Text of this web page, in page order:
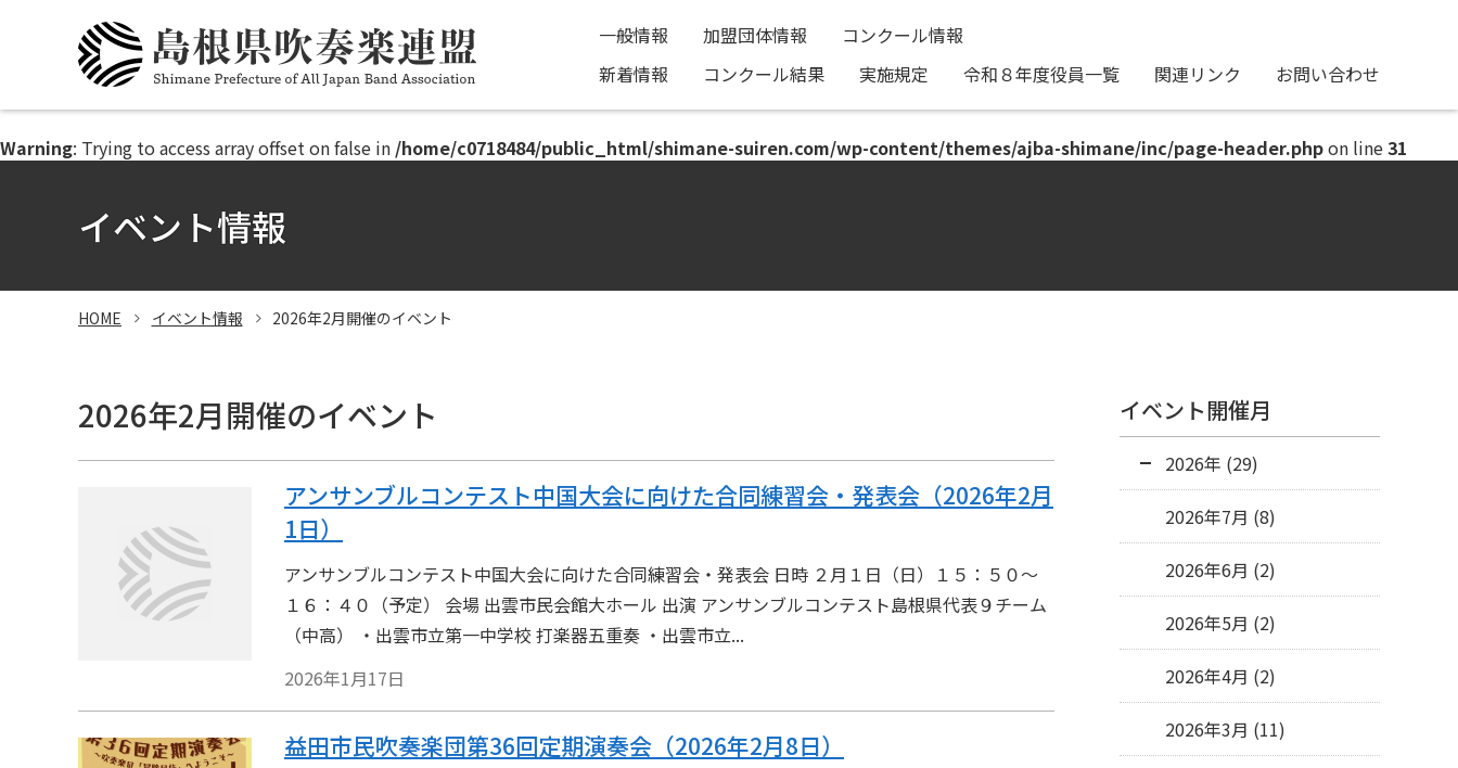
このページの本文へ
一般情報 加盟団体情報
コンクール情報
新着情報
コンクール結果 実施規定 令和８年度役員一覧 関連リンク お問い合わせ
Warning: Trying to access array offset on false in /home/c0718484/public_html/shimane-suiren.com/wp-content/themes/ajba-shimane/inc/page-header.phpon line31
イベント情報
HOME イベント情報 2026年2月開催のイベント
2026年2月開催のイベント
アンサンブルコンテスト中国大会に向けた合同練習会・発表会（2026年2月
1日）
アンサンブルコンテスト中国大会に向けた合同練習会・発表会 日時 ２月１日（日）１５：５０～
１６：４０（予定） 会場 出雲市民会館大ホール 出演 アンサンブルコンテスト島根県代表９チーム
（中高） ・出雲市立第一中学校 打楽器五重奏 ・出雲市立...
2026年1月17日
益田市民吹奏楽団第36回定期演奏会（2026年2月8日）
イベント開催月
2026年 (29)
2026年7月 (8)
2026年6月 (2)
2026年5月 (2)
2026年4月 (2)
2026年3月 (11)